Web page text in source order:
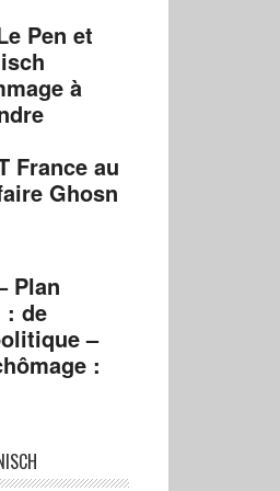
Pen et
à
France au
Ghosn
Plan
: de
–
: